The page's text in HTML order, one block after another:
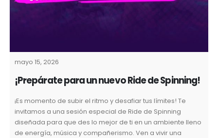
mayo 15, 2026
¡Prepárate para un nuevo Ride de Spinning!
¡Es momento de subir el ritmo y desafiar tus límites! Te
invitamos a una sesión especial de Ride de Spinning
diseñada para que des lo mejor de ti en un ambiente lleno
de energía, música y compañerismo. Ven a vivir una